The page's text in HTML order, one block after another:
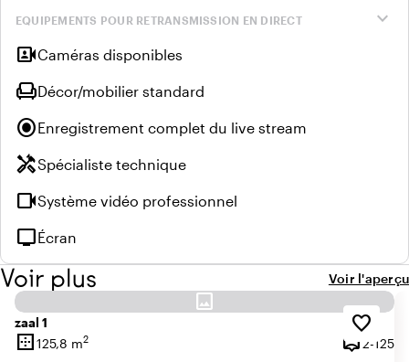
expand_more
EQUIPEMENTS POUR RETRANSMISSION EN DIRECT
video_camera_frontCaméras disponibles
chairDécor/mobilier standard
radio_button_checkedEnregistrement complet du live stream
handymanSpécialiste technique
videocamSystème vidéo professionnel
tvÉcran
Voir plus Voir l'aperçu
zaal 1
border_outer
Superficie
125,8 m2 person_pin
Capacité
2-125
favorite_border
image